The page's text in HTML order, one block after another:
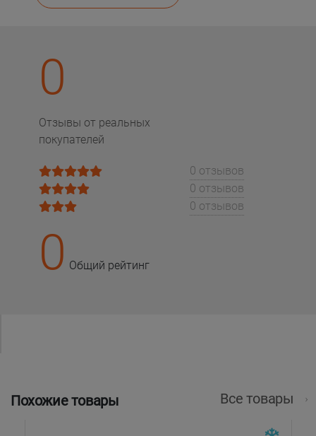
0
Отзывы от реальных
покупателей
0 отзывов
0 отзывов
0 отзывов
0 Общий рейтинг
Похожие товары Все товары